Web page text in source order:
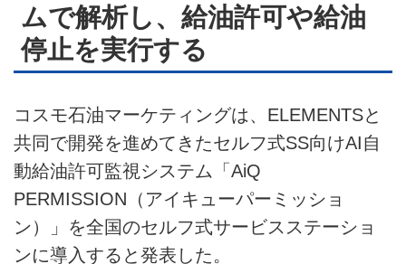
ムで解析し、給油許可や給油
停止を実行する
コスモ石油マーケティングは、ELEMENTSと
共同で開発を進めてきたセルフ式SS向けAI自
動給油許可監視システム「AiQ
PERMISSION（アイキューパーミッショ
ン）」を全国のセルフ式サービスステーショ
ンに導入すると発表した。